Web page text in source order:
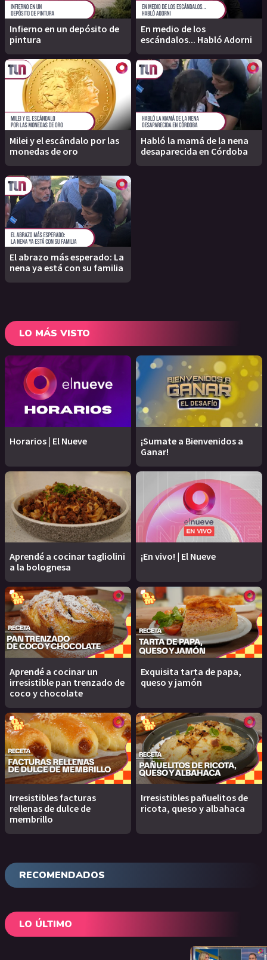
Infierno en un depósito de
pintura
En medio de los
escándalos... Habló Adorni
Milei y el escándalo por las
monedas de oro
Habló la mamá de la nena
desaparecida en Córdoba
El abrazo más esperado: La
nena ya está con su familia
LO MÁS VISTO
Horarios | El Nueve
¡Sumate a Bienvenidos a
Ganar!
Aprendé a cocinar tagliolini
a la bolognesa
¡En vivo! | El Nueve
Aprendé a cocinar un
irresistible pan trenzado de
coco y chocolate
Exquisita tarta de papa,
queso y jamón
Irresistibles facturas
rellenas de dulce de
membrillo
Irresistibles pañuelitos de
ricota, queso y albahaca
RECOMENDADOS
LO ÚLTIMO